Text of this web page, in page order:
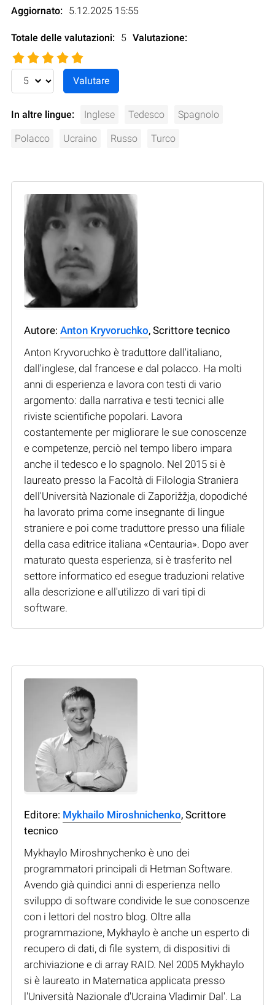
Aggiornato: 5.12.2025 15:55
Totale delle valutazioni: 5 Valutazione:
In altre lingue: Inglese Tedesco Spagnolo
Polacco Ucraino Russo Turco
Autore: Anton Kryvoruchko, Scrittore tecnico
Anton Kryvoruchko è traduttore dall'italiano,
dall'inglese, dal francese e dal polacco. Ha molti
anni di esperienza e lavora con testi di vario
argomento: dalla narrativa e testi tecnici alle
riviste scientifiche popolari. Lavora
costantemente per migliorare le sue conoscenze
e competenze, perciò nel tempo libero impara
anche il tedesco e lo spagnolo. Nel 2015 si è
laureato presso la Facoltà di Filologia Straniera
dell'Università Nazionale di Zaporižžja, dopodiché
ha lavorato prima come insegnante di lingue
straniere e poi come traduttore presso una filiale
della casa editrice italiana «Centauria». Dopo aver
maturato questa esperienza, si è trasferito nel
settore informatico ed esegue traduzioni relative
alla descrizione e all'utilizzo di vari tipi di
software.
Editore: Mykhailo Miroshnichenko, Scrittore
tecnico
Mykhaylo Miroshnychenko è uno dei
programmatori principali di Hetman Software.
Avendo già quindici anni di esperienza nello
sviluppo di software condivide le sue conoscenze
con i lettori del nostro blog. Oltre alla
programmazione, Mykhaylo è anche un esperto di
recupero di dati, di file system, di dispositivi di
archiviazione e di array RAID. Nel 2005 Mykhaylo
si è laureato in Matematica applicata presso
l'Università Nazionale d'Ucraina Vladimir Dal'. La